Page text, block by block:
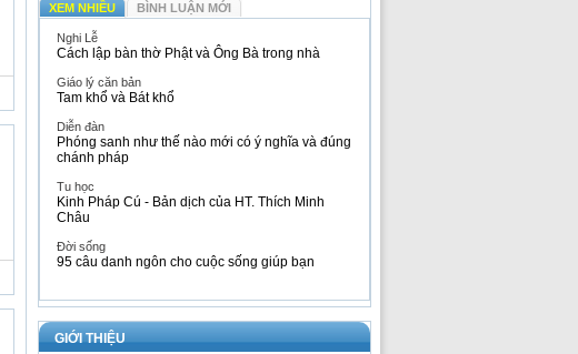
XEM NHIỀU BÌNH LUẬN MỚI
Nghi Lễ
Cách lập bàn thờ Phật và Ông Bà trong nhà
Giáo lý căn bản
Tam khổ và Bát khổ
Diễn đàn
Phóng sanh như thế nào mới có ý nghĩa và đúng
chánh pháp
Tu học
Kinh Pháp Cú - Bản dịch của HT. Thích Minh
Châu
Đời sống
95 câu danh ngôn cho cuộc sống giúp bạn
GIỚI THIỆU